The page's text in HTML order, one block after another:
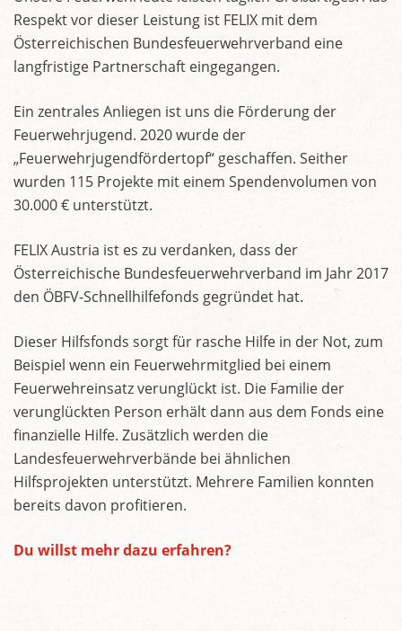
Respekt vor dieser Leistung ist FELIX mit dem
Österreichischen Bundesfeuerwehrverband eine
langfristige Partnerschaft eingegangen.
Ein zentrales Anliegen ist uns die Förderung der
Feuerwehrjugend. 2020 wurde der
„Feuerwehrjugendfördertopf“ geschaffen. Seither
wurden 115 Projekte mit einem Spendenvolumen von
30.000 € unterstützt.
FELIX Austria ist es zu verdanken, dass der
Österreichische Bundesfeuerwehrverband im Jahr 2017
den ÖBFV-Schnellhilfefonds gegründet hat.
Dieser Hilfsfonds sorgt für rasche Hilfe in der Not, zum
Beispiel wenn ein Feuerwehrmitglied bei einem
Feuerwehreinsatz verunglückt ist. Die Familie der
verunglückten Person erhält dann aus dem Fonds eine
finanzielle Hilfe. Zusätzlich werden die
Landesfeuerwehrverbände bei ähnlichen
Hilfsprojekten unterstützt. Mehrere Familien konnten
bereits davon profitieren.
Du willst mehr dazu erfahren?